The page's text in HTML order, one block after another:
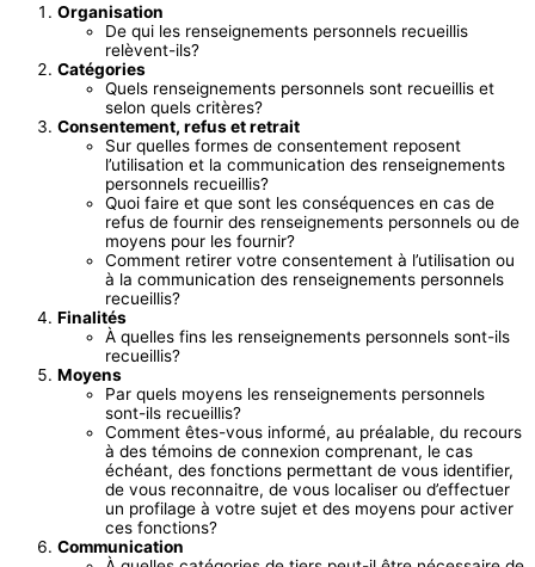
Organisation
De qui les renseignements personnels recueillis
relèvent-ils?
Catégories
Quels renseignements personnels sont recueillis et
selon quels critères?
Consentement, refus et retrait
Sur quelles formes de consentement reposent
l’utilisation et la communication des renseignements
personnels recueillis?
Quoi faire et que sont les conséquences en cas de
refus de fournir des renseignements personnels ou de
moyens pour les fournir?
Comment retirer votre consentement à l’utilisation ou
à la communication des renseignements personnels
recueillis?
Finalités
À quelles fins les renseignements personnels sont-ils
recueillis?
Moyens
Par quels moyens les renseignements personnels
sont-ils recueillis?
Comment êtes-vous informé, au préalable, du recours
à des témoins de connexion comprenant, le cas
échéant, des fonctions permettant de vous identifier,
de vous reconnaitre, de vous localiser ou d’effectuer
un profilage à votre sujet et des moyens pour activer
ces fonctions?
Communication